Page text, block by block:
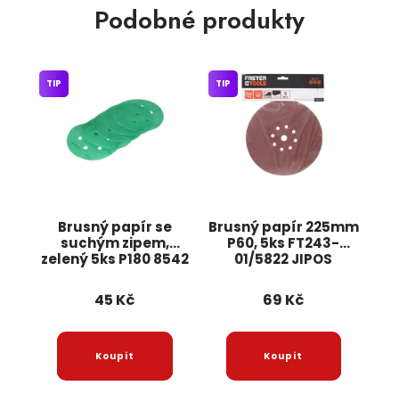
Podobné produkty
Brusný papír se
suchým zipem,
zelený 5ks P180 8542
TIP
45 Kč
Brusný papír 225mm
P60, 5ks FT243-
01/5822 JIPOS
TIP
69 Kč